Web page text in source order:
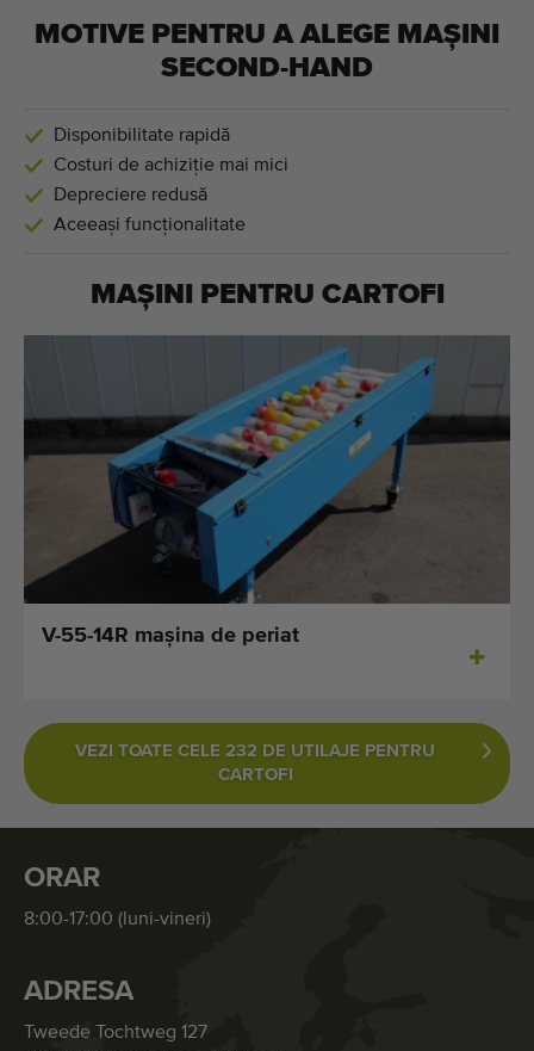
MOTIVE PENTRU A ALEGE MAȘINI
SECOND-HAND
Disponibilitate rapidă
Costuri de achiziție mai mici
Depreciere redusă
Aceeași funcționalitate
MAȘINI PENTRU CARTOFI
V-55-14R maşina de periat
VEZI TOATE CELE 232 DE UTILAJE PENTRU
CARTOFI
ORAR
8:00-17:00 (luni-vineri)
ADRESA
Tweede Tochtweg 127